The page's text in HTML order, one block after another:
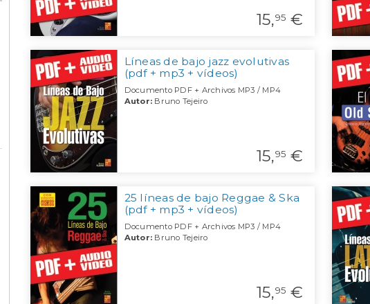
15,95 €
Líneas de bajo jazz evolutivas
(pdf + mp3 + vídeos)
Documento PDF + Archivos MP3 / MP4
Autor: Bruno Tejeiro
15,95 €
25 líneas de bajo Reggae & Ska
(pdf + mp3 + vídeos)
Documento PDF + Archivos MP3 / MP4
Autor: Bruno Tejeiro
15,95 €